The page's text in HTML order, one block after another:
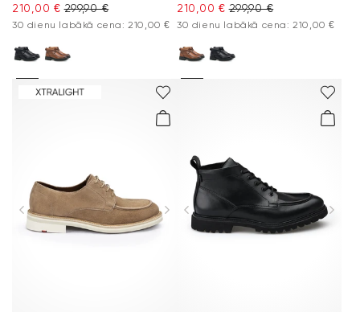
210,00 € 299,90 €
30 dienu labākā cena: 210,00 €
210,00 € 299,90 €
30 dienu labākā cena: 210,00 €